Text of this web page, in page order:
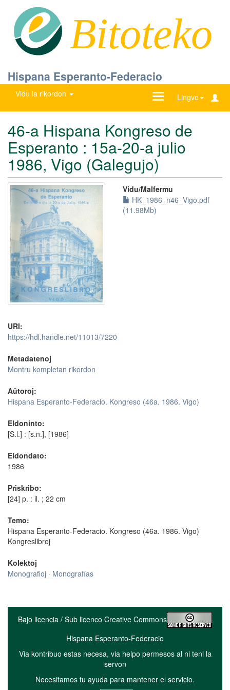
Bitoteko
Hispana Esperanto-Federacio
Vidu la rikordon Lingvo
Ŝanĝu
46-a Hispana Kongreso de
Esperanto : 15a-20-a julio
1986, Vigo (Galegujo)
Vidu/Malfermu
HK_1986_n46_Vigo.pdf
(11.98Mb)
URI:
https://hdl.handle.net/11013/7220
Metadatenoj
Montru kompletan rikordon
Aŭtoroj:
Hispana Esperanto-Federacio. Kongreso (46a. 1986. Vigo)
Eldoninto:
[S.l.] : [s.n.], [1986]
Eldondato:
1986
Priskribo:
[24] p. : il. ; 22 cm
Temo:
Hispana Esperanto-Federacio. Kongreso (46a. 1986. Vigo)
Kongreslibroj
Kolektoj
Monografioj · Monografías
Bajo licencia / Sub licenco Creative Commons
Hispana Esperanto-Federacio
Via kontribuo estas necesa, via helpo permesos al ni teni la
servon
Necesitamos tu ayuda para mantener el servicio.